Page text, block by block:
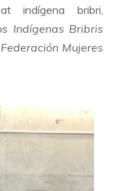
indígena bribri,
Indígenas Bribris
Federación Mujeres